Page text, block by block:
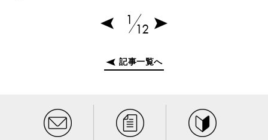
1
12
記事一覧へ